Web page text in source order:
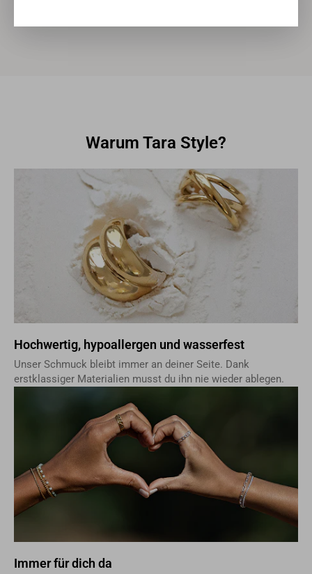
Warum Tara Style?
Hochwertig, hypoallergen und wasserfest
Unser Schmuck bleibt immer an deiner Seite. Dank
erstklassiger Materialien musst du ihn nie wieder ablegen.
Immer für dich da